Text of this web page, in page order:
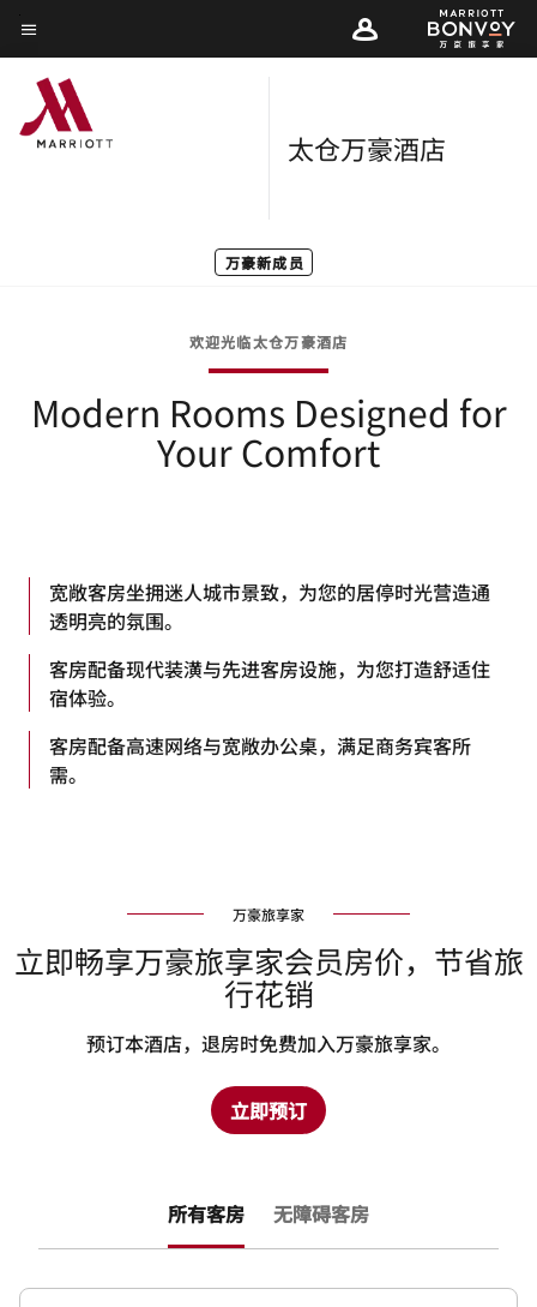
Skip
to
main
content
菜单文本
太仓万豪酒店
万豪新成员
欢迎光临太仓万豪酒店
Modern Rooms Designed for
Your Comfort
宽敞客房坐拥迷人城市景致，为您的居停时光营造通
透明亮的氛围。
客房配备现代装潢与先进客房设施，为您打造舒适住
宿体验。
客房配备高速网络与宽敞办公桌，满足商务宾客所
需。
万豪旅享家
立即畅享万豪旅享家会员房价，节省旅
行花销
预订本酒店，退房时免费加入万豪旅享家。
立即预订
所有客房 无障碍客房